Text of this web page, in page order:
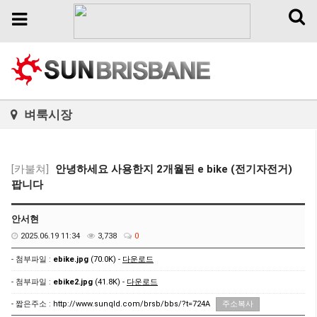
Toggle
Toggle
벼룩시장
[카불쳐]
안녕하세요 사용한지 2개월된 e bike (전기자전거)
팝니다
안서현
2025.06.19 11:34 3,738 0
- 첨부파일 : ebike.jpg (70.0K) - 다운로드
- 첨부파일 : ebike2.jpg (41.8K) - 다운로드
- 짧은주소 : http://www.sunqld.com/brsb/bbs/?t=724A 주소복사